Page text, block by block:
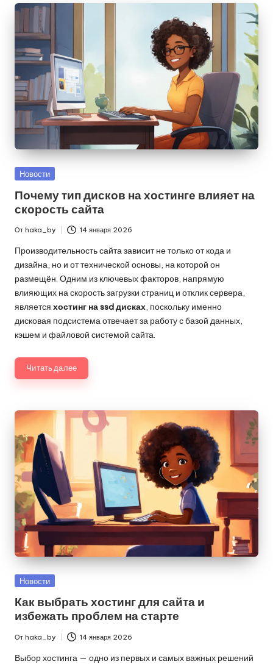
Опубликовано
Новости
Почему тип дисков на хостинге влияет на
скорость сайта
от
От haka_by 14 января 2026
Производительность сайта зависит не только от кода и
дизайна, но и от технической основы, на которой он
размещён. Одним из ключевых факторов, напрямую
влияющих на скорость загрузки страниц и отклик сервера,
является хостинг на ssd дисках, поскольку именно
дисковая подсистема отвечает за работу с базой данных,
кэшем и файловой системой сайта.
Читать далее
Опубликовано
Новости
Как выбрать хостинг для сайта и
избежать проблем на старте
Запись
от
От haka_by 14 января 2026
Выбор хостинга — одно из первых и самых важных решений